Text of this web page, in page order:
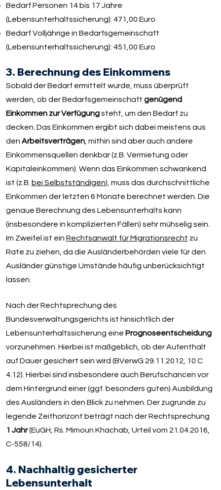
Bedarf Personen 14 bis 17 Jahre
(Lebensunterhaltssicherung): 471,00 Euro
Bedarf Volljährige in Bedarfsgemeinschaft
(Lebensunterhaltssicherung): 451,00 Euro
3. Berechnung des Einkommens
Sobald der Bedarf ermittelt wurde, muss überprüft
werden, ob der Bedarfsgemeinschaft genügend
Einkommen zur Verfügungsteht, um den Bedarf zu
decken. Das Einkommen ergibt sich dabei meistens aus
den Arbeitsverträgen, mithin sind aber auch andere
Einkommensquellen denkbar (z.B. Vermietung oder
Kapitaleinkommen). Wenn das Einkommen schwankend
ist (z.B. bei Selbstständigen), muss das durchschnittliche
Einkommen der letzten 6 Monate berechnet werden. Die
genaue Berechnung des Lebensunterhalts kann
(insbesondere in komplizierten Fällen) sehr mühselig sein.
Im Zweifel ist ein Rechtsanwalt für Migrationsrecht zu
Rate zu ziehen, da die Ausländerbehörden viele für den
Ausländer günstige Umstände häufig unberücksichtigt
lassen.
Nach der Rechtsprechung des
Bundesverwaltungsgerichts ist hinsichtlich der
Lebensunterhaltssicherung eine Prognoseentscheidung
vorzunehmen. Hierbei ist maßgeblich, ob der Aufenthalt
auf Dauer gesichert sein wird (BVerwG 29.11.2012, 10 C
4.12). Hierbei sind insbesondere auch Berufschancen vor
dem Hintergrund einer (ggf. besonders guten) Ausbildung
des Ausländers in den Blick zu nehmen. Der zugrunde zu
legende Zeithorizont beträgt nach der Rechtsprechung
1 Jahr(EuGH, Rs. Mimoun Khachab, Urteil vom 21.04.2016,
C-558/14).
4. Nachhaltig gesicherter
Lebensunterhalt